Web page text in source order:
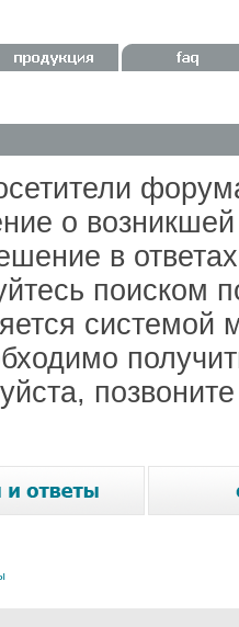
о
в
поиском
системой